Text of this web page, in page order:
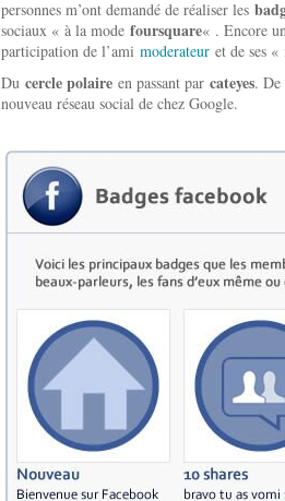
personnes m’ont demandé de réaliser les
sociaux « à la mode foursquare« . Encore
participation de l’ami moderateur et de ses
Du cercle polaire en passant par cateyes. De
nouveau réseau social de chez Google.